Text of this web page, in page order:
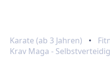
Karate (ab 3 Jahren)
Krav Maga -